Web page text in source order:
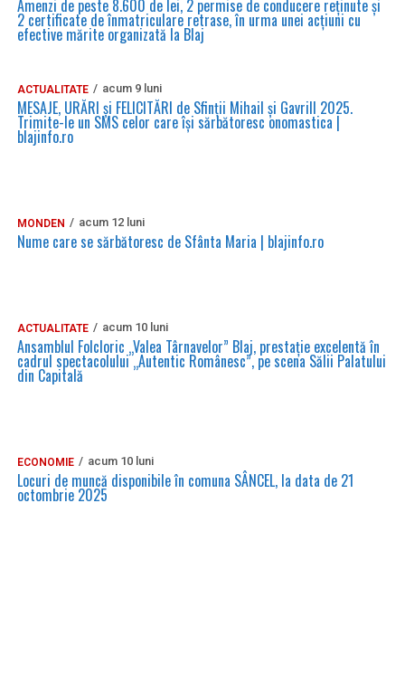
Amenzi de peste 8.600 de lei, 2 permise de conducere reținute și
2 certificate de înmatriculare retrase, în urma unei acțiuni cu
efective mărite organizată la Blaj
ACTUALITATE acum 9 luni
MESAJE, URĂRI și FELICITĂRI de Sfinții Mihail și Gavrill 2025.
Trimite-le un SMS celor care își sărbătoresc onomastica |
blajinfo.ro
MONDEN acum 12 luni
Nume care se sărbătoresc de Sfânta Maria | blajinfo.ro
ACTUALITATE acum 10 luni
Ansamblul Folcloric „Valea Târnavelor” Blaj, prestație excelentă în
cadrul spectacolului „Autentic Românesc”, pe scena Sălii Palatului
din Capitală
ECONOMIE acum 10 luni
Locuri de muncă disponibile în comuna SÂNCEL, la data de 21
octombrie 2025